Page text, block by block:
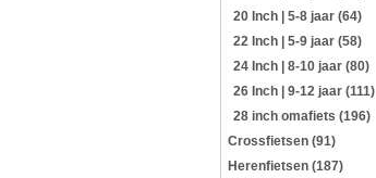
20 Inch | 5-8 jaar (64)
22 Inch | 5-9 jaar (58)
24 Inch | 8-10 jaar (80)
26 Inch | 9-12 jaar (111)
28 inch omafiets (196)
Crossfietsen (91)
Herenfietsen (187)